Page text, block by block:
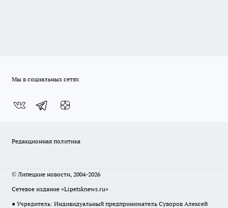
Мы в социальных сетях
Редакционная политика
© Липецкие новости, 2004-2026
Сетевое издание «Lipetsknews.ru»
● Учредитель: Индивидуальный предприниматель Суворов Алексей